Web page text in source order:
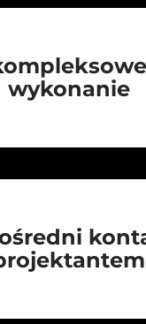
wykonanie